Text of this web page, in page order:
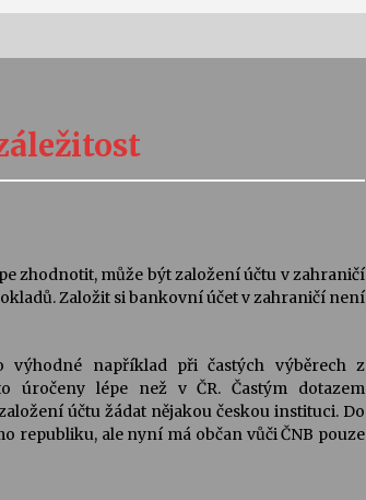
Stávám se kapkou
30. 7. 2026
Varhanní recitál Michala Novenka v
Klášteře Želiv
zhodnotit, může být založení účtu v zahraničí
Založit si bankovní účet v zahraničí není
výhodné například při častých výběrech z
úročeny lépe než v ČR. Častým dotazem
účtu žádat nějakou českou instituci. Do
republiku, ale nyní má občan vůčiČNB pouze